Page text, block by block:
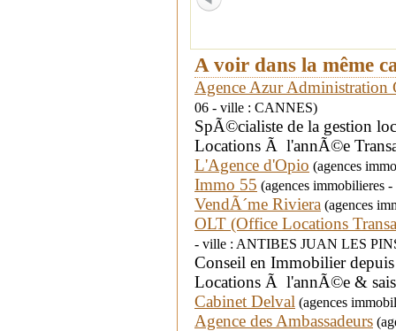
A voir dans la même
Agence Azur Administration
06 - ville : CANNES)
SpÃ©cialiste de la gestion
Locations Ã l'annÃ©e
L'Agence d'Opio (agences
Immo 55 (agences immobilieres
VendÃ´me Riviera (agences
OLT (Office Locations
- ville : ANTIBES JUAN LES
Conseil en Immobilier
Locations Ã l'annÃ©e &
Cabinet Delval (agences
Agence des Ambassadeurs